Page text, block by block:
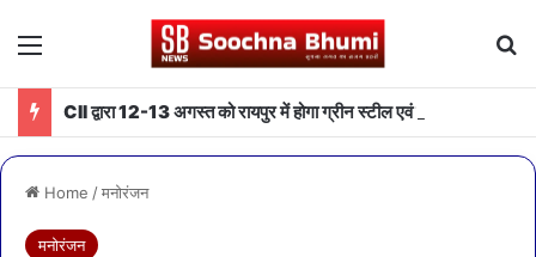
Menu
Home /मनोरंजन
मनोरंजन